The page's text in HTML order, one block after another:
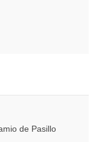
de Pasillo